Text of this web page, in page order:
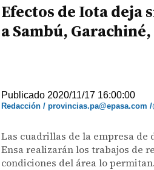
Efectos de Iota deja
a Sambú,
Publicado 2020/11/17 16:00:00
Redacción / provincias.pa@epasa.com
Las cuadrillas de la empresa
Ensa realizarán los trabajos de
condiciones del área lo permitan.